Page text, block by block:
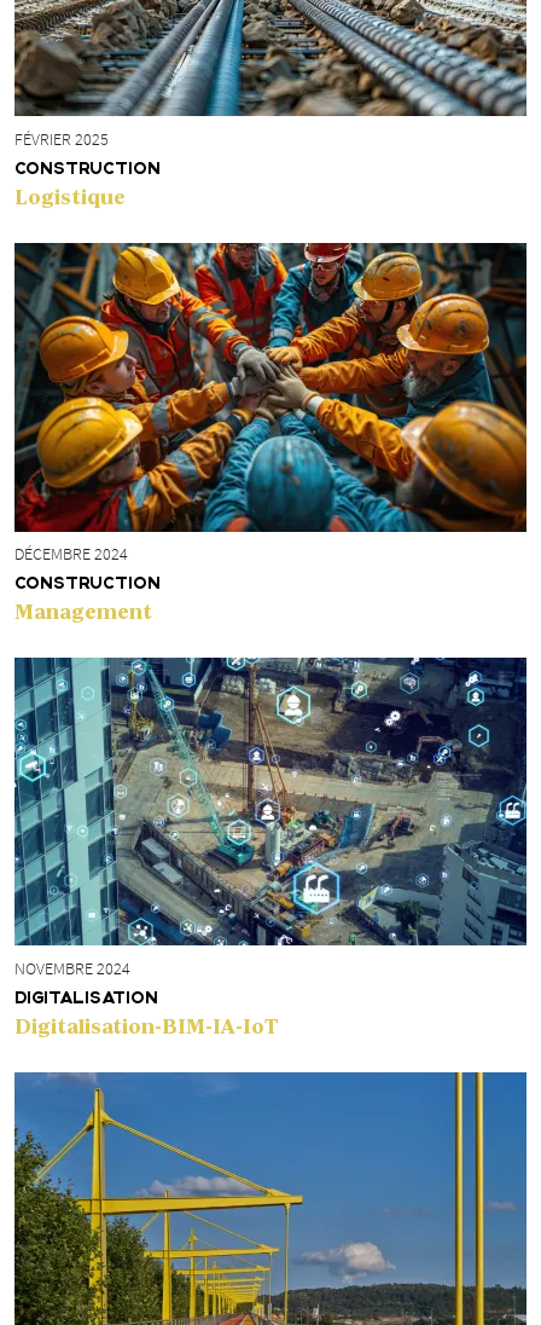
FÉVRIER 2025
CONSTRUCTION
Logistique
DÉCEMBRE 2024
CONSTRUCTION
Management
NOVEMBRE 2024
DIGITALISATION
Digitalisation-BIM-IA-IoT